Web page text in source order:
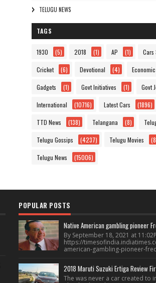
TELUGU NEWS
TAGS
1930 (5) 2018 (1) AP (1) Cars
Cricket (6) Devotional (4)
Gadgets (1) Govt Initiatives (1) Govt
International (10716) Latest Cars (1896)
TTD News (138) Telangana (8)
Telugu Gossips (4237) Telugu Movies
Telugu News (15006)
POPULAR POSTS
Native American gambling pioneer
By September 18, 2021 at
https://
american-gambling-pioneer-
2018 Maruti Suzuki Ertiga Review
The was never a car created to